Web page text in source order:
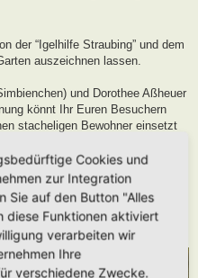
der “Igelhilfe Straubing” und dem
auszeichnen lassen.
und Dorothee Aßheuer
könnt Ihr Euren Besuchern
stacheligen Bewohner einsetzt
und die
heißt den eigenen
nochmal eine zusätzliche
“Igel” dar.
Cookies und
zur Integration
Sie auf den Button "Alles
diese Funktionen aktiviert
verarbeiten wir
Ihre
verschiedene Zwecke.